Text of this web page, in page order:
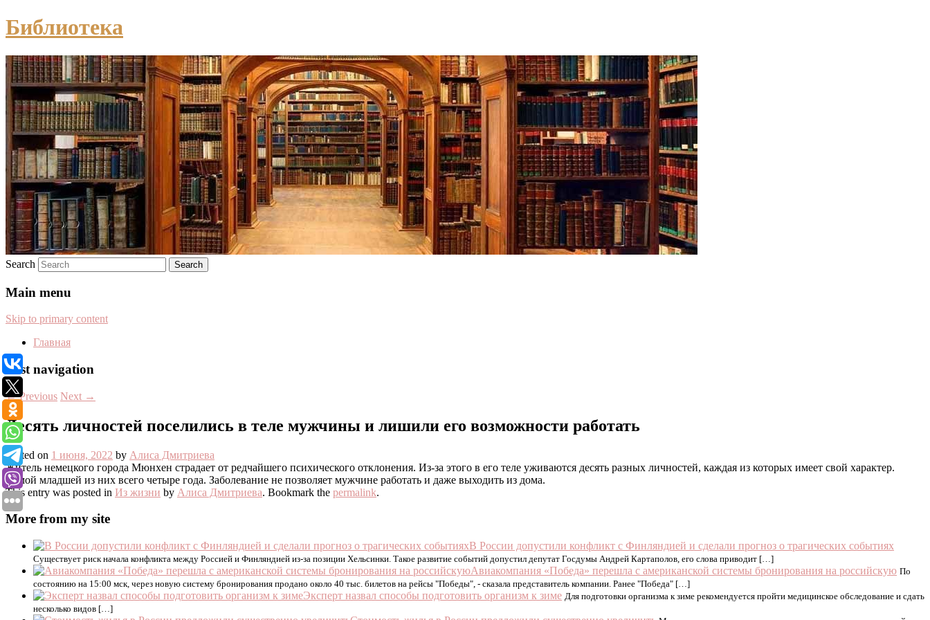
Библиотека
Search
Main menu
Skip to primary content
Главная
Post navigation
←Previous Next →
Десять личностей поселились в теле мужчины и лишили его возможности работать
Posted on 1 июня, 2022 by Алиса Дмитриева
Житель немецкого города Мюнхен страдает от редчайшего психического отклонения. Из-за этого в его теле уживаются десять разных личностей, каждая из которых имеет свой характер.
Самой младшей из них всего четыре года. Заболевание не позволяет мужчине работать и даже выходить из дома.
This entry was posted in Из жизни by Алиса Дмитриева. Bookmark the permalink.
More from my site
В России допустили конфликт с Финляндией и сделали прогноз о трагических событиях
Существует риск начала конфликта между Россией и Финляндией из-за позиции Хельсинки. Такое развитие событий допустил депутат Госдумы Андрей Картаполов, его слова приводит […]
Авиакомпания «Победа» перешла с американской системы бронирования на российскую По
состоянию на 15:00 мск, через новую систему бронирования продано около 40 тыс. билетов на рейсы "Победы", - сказала представитель компании. Ранее "Победа" […]
Эксперт назвал способы подготовить организм к зиме Для подготовки организма к зиме рекомендуется пройти медицинское обследование и сдать
несколько видов […]